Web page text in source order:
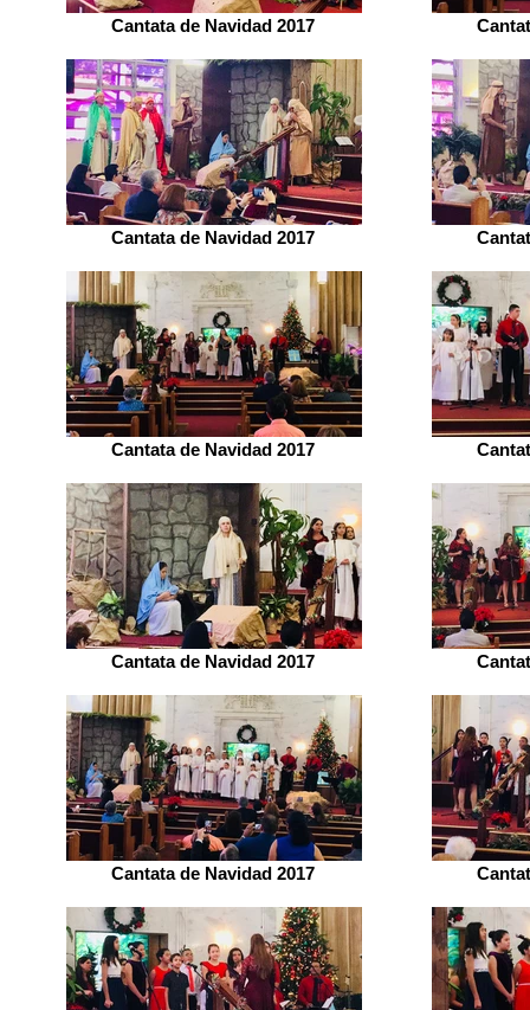
Cantata de Navidad 2017
Cantata de Navidad 2017
Cantata de Navidad 2017
Cantata de Navidad 2017
Cantata de Navidad 2017